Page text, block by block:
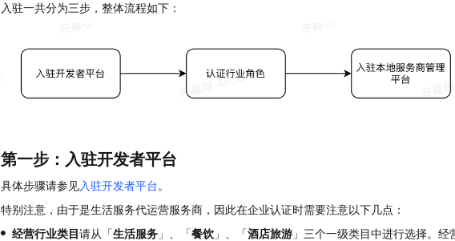
入驻一共分为三步，整体流程如下：
第一步：入驻开发者平台
具体步骤请参见入驻开发者平台。
特别注意，由于是生活服务代运营服务商，因此在企业认证时需要注意以下几点：
• 经营行业类目请从「生活服务 」、「餐饮 」、「酒店旅游 」三个一级类目中进行选择。